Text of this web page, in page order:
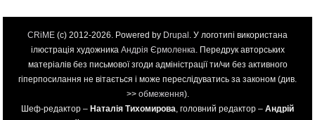
CRiME (c) 2012-2026. Powered by Drupal . У логотипі використана
ілюстрація художника Андрія Єрмоленка. Передрук авторських
матеріалів без письмової згоди адміністрації ти/чи без активного
гіперпосилання не вітається і може переслідуватись за законом (див.
>> обмеження).
Шеф-редактор – Наталія Тихомирова, головний редактор – Андрій